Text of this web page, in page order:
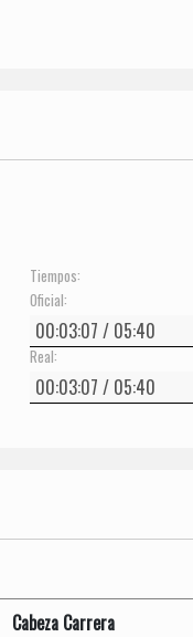
Tiempos:
Oficial:
Real:
Cabeza Carrera